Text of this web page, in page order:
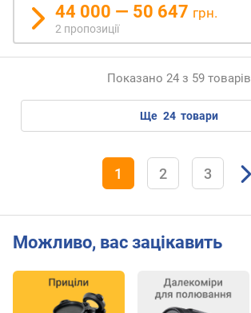
м
м
)
у
е
о
44 000 — 50 647 грн.
2 пропозиції
Показано 24 з 59 товарів
ще 24 товари
1 2 3
Можливо, вас зацікавить